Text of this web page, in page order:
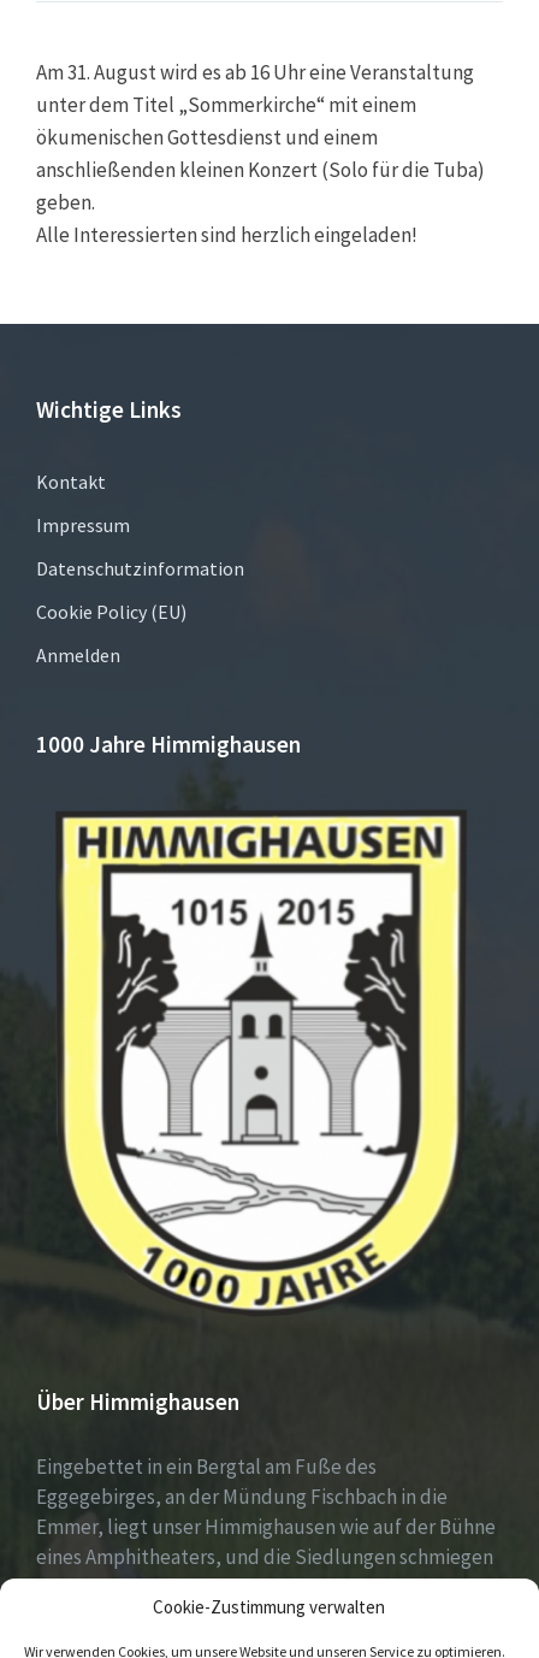
Cookie-Zustimmung verwalten
Wir verwenden Cookies, um unsere Website und unseren Service zu optimieren.
Am 31. August wird es ab 16 Uhr eine Veranstaltung
unter dem Titel „Sommerkirche“ mit einem
ökumenischen Gottesdienst und einem
anschließenden kleinen Konzert (Solo für die Tuba)
geben.
Alle Interessierten sind herzlich eingeladen!
Wichtige Links
Kontakt
Impressum
Datenschutzinformation
Cookie Policy (EU)
Anmelden
1000 Jahre Himmighausen
Über Himmighausen
Eingebettet in ein Bergtal am Fuße des
Eggegebirges, an der Mündung Fischbach in die
Emmer, liegt unser Himmighausen wie auf der Bühne
eines Amphitheaters, und die Siedlungen schmiegen
sich an die umgebenden, seit Jahrhunderten mit
Mischwäldern bepflanzten Berge.